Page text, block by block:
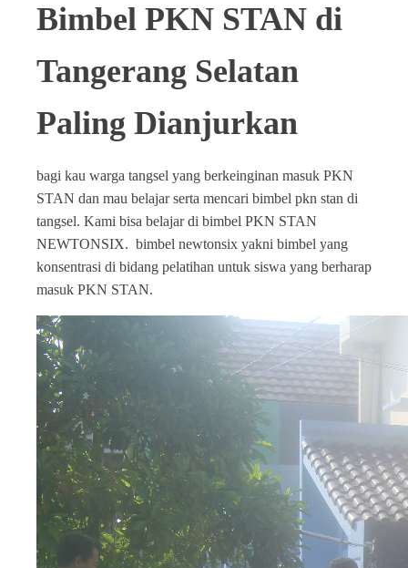
Bimbel PKN STAN di
Tangerang Selatan
Paling Dianjurkan
bagi kau warga tangsel yang berkeinginan masuk PKN
STAN dan mau belajar serta mencari bimbel pkn stan di
tangsel. Kami bisa belajar di bimbel PKN STAN
NEWTONSIX. bimbel newtonsix yakni bimbel yang
konsentrasi di bidang pelatihan untuk siswa yang berharap
masuk PKN STAN.